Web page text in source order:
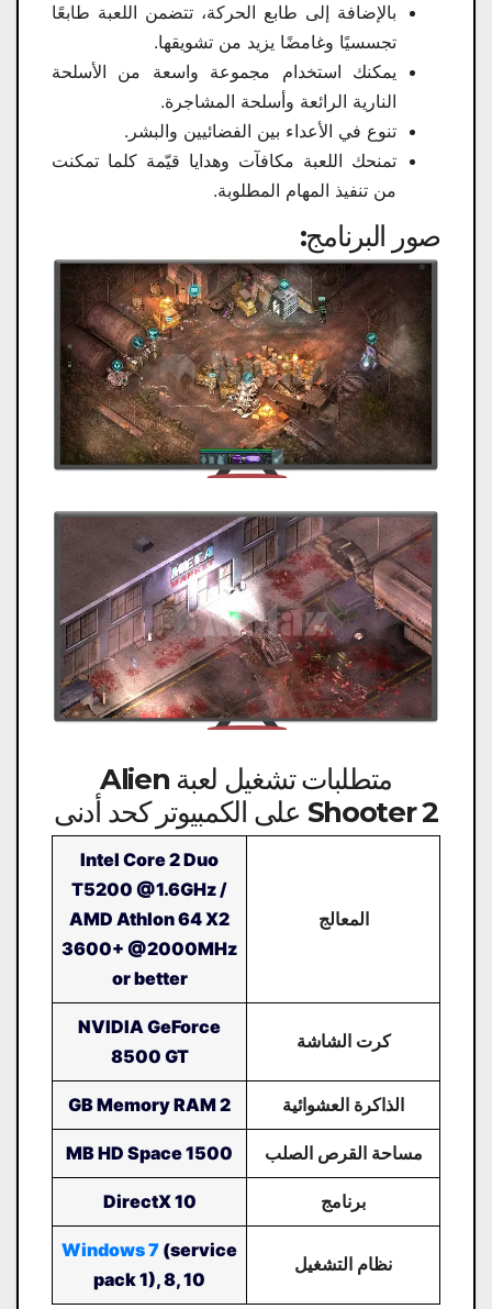
بالإضافة إلى طابع الحركة، تتضمن اللعبة طابعًا
تجسسيًا وغامضًا يزيد من تشويقها.
يمكنك استخدام مجموعة واسعة من الأسلحة
النارية الرائعة وأسلحة المشاجرة.
تنوع في الأعداء بين الفضائيين والبشر.
تمنحك اللعبة مكافآت وهدايا قيّمة كلما تمكنت
من تنفيذ المهام المطلوبة.
صور البرنامج:
متطلبات تشغيل لعبة Alien
Shooter 2 على الكمبيوتر كحد أدنى
المعالج
Intel Core 2 Duo
T5200 @1.6GHz /
AMD Athlon 64 X2
3600+ @2000MHz
or better
كرت الشاشة
NVIDIA GeForce
8500 GT
الذاكرة العشوائية 2 GB Memory RAM
مساحة القرص الصلب 1500 MB HD Space
برنامج DirectX 10
نظام التشغيل
Windows 7 (service
pack 1), 8, 10